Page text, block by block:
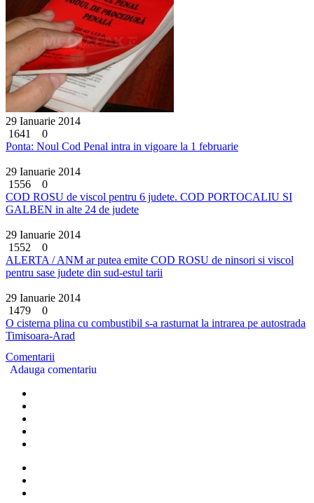
29 Ianuarie 2014
1641
0
Ponta: Noul Cod Penal intra in vigoare la 1 februarie
29 Ianuarie 2014
1556
0
COD ROSU de viscol pentru 6 judete. COD PORTOCALIU SI
GALBEN in alte 24 de judete
29 Ianuarie 2014
1552
0
ALERTA / ANM ar putea emite COD ROSU de ninsori si viscol
pentru sase judete din sud-estul tarii
29 Ianuarie 2014
1479
0
O cisterna plina cu combustibil s-a rasturnat la intrarea pe autostrada
Timisoara-Arad
Comentarii
Adauga comentariu